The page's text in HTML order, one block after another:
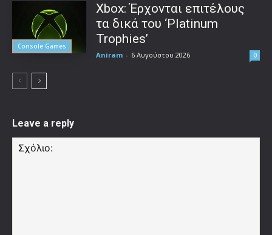
Console Games
Xbox: Έρχονται επιτέλους
τα δικά του ‘Platinum
Trophies’
Aniram - 6 Αυγούστου 2026 0
Leave a reply